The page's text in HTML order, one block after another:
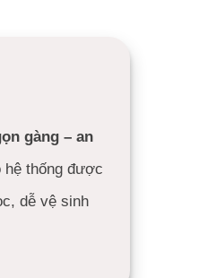
gàng – an
hệ thống được
dễ vệ sinh